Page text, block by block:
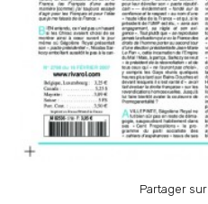
Partager sur